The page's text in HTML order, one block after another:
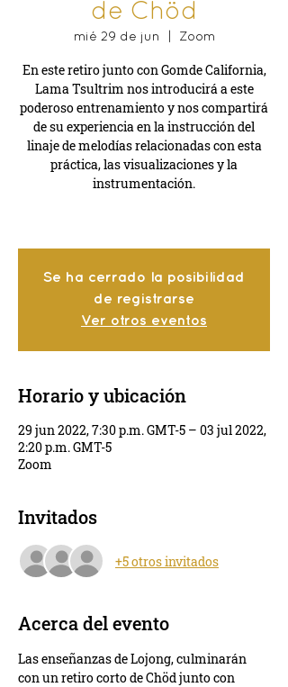
de Chöd
mié 29 de jun Zoom
En este retiro junto con Gomde California,
Lama Tsultrim nos introducirá a este
poderoso entrenamiento y nos compartirá
de su experiencia en la instrucción del
linaje de melodías relacionadas con esta
práctica, las visualizaciones y la
instrumentación.
Se ha cerrado la posibilidad
de registrarse
Ver otros eventos
Horario y ubicación
29 jun 2022, 7:30 p.m. GMT-5 – 03 jul 2022,
2:20 p.m. GMT-5
Zoom
Invitados
+5 otros invitados
Acerca del evento
Las enseñanzas de Lojong, culminarán
con un retiro corto de Chöd junto con